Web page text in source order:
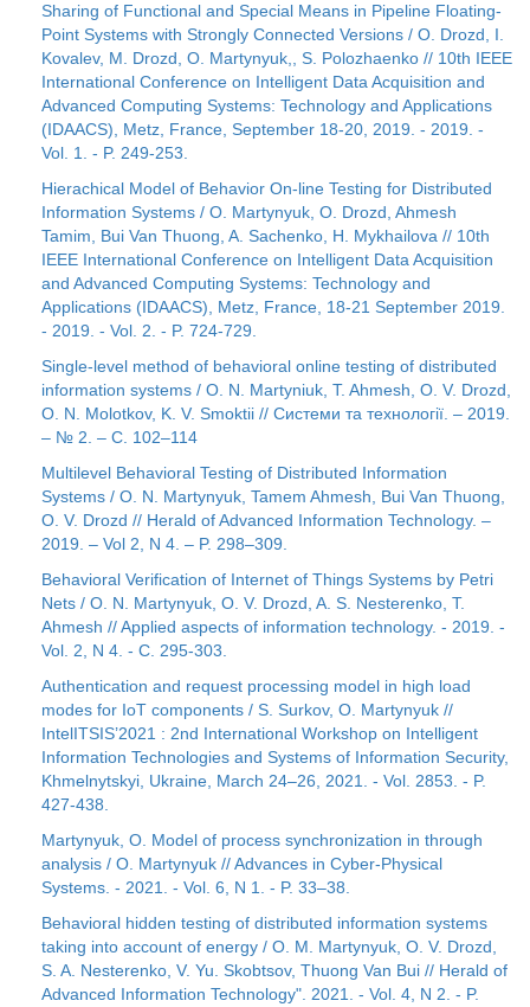
Sharing of Functional and Special Means in Pipeline Floating-
Point Systems with Strongly Connected Versions / O. Drozd, I.
Kovalev, M. Drozd, O. Martynyuk,, S. Polozhaenko // 10th IEEE
International Conference on Intelligent Data Acquisition and
Advanced Computing Systems: Technology and Applications
(IDAACS), Metz, France, September 18-20, 2019. - 2019. -
Vol. 1. - P. 249-253.
Hierachical Model of Behavior On-line Testing for Distributed
Information Systems / O. Martynyuk, O. Drozd, Ahmesh
Tamim, Bui Van Thuong, A. Sachenko, H. Mykhailova // 10th
IEEE International Conference on Intelligent Data Acquisition
and Advanced Computing Systems: Technology and
Applications (IDAACS), Metz, France, 18-21 September 2019.
- 2019. - Vol. 2. - P. 724-729.
Single-level method of behavioral online testing of distributed
information systems / O. N. Martyniuk, T. Ahmesh, O. V. Drozd,
O. N. Molotkov, K. V. Smoktii // Системи та технології. – 2019.
– № 2. – С. 102–114
Multilevel Behavioral Testing of Distributed Information
Systems / O. N. Martynyuk, Tamem Ahmesh, Bui Van Thuong,
O. V. Drozd // Herald of Advanced Information Technology. –
2019. – Vol 2, N 4. – P. 298–309.
Behavioral Verification of Internet of Things Systems by Petri
Nets / O. N. Martynyuk, O. V. Drozd, A. S. Nesterenko, T.
Ahmesh // Applied aspects of information technology. - 2019. -
Vol. 2, N 4. - С. 295-303.
Authentication and request processing model in high load
modes for IoT components / S. Surkov, O. Martynyuk //
IntelITSIS’2021 : 2nd International Workshop on Intelligent
Information Technologies and Systems of Information Security,
Khmelnytskyi, Ukraine, March 24–26, 2021. - Vol. 2853. - P.
427-438.
Martynyuk, O. Model of process synchronization in through
analysis / O. Martynyuk // Advances in Cyber-Physical
Systems. - 2021. - Vol. 6, N 1. - P. 33–38.
Behavioral hidden testing of distributed information systems
taking into account of energy / O. M. Martynyuk, O. V. Drozd,
S. A. Nesterenko, V. Yu. Skobtsov, Thuong Van Bui // Herald of
Advanced Information Technology". 2021. - Vol. 4, N 2. - P.